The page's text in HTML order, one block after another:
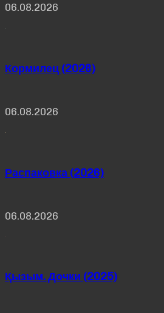
06.08.2026
Кормилец (2026)
06.08.2026
Распаковка (2026)
06.08.2026
Қызым. Дочки (2025)